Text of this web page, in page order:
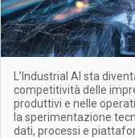
L’Industrial AI sta
competitività delle
produttivi e nelle
la sperimentazione
dati, processi e